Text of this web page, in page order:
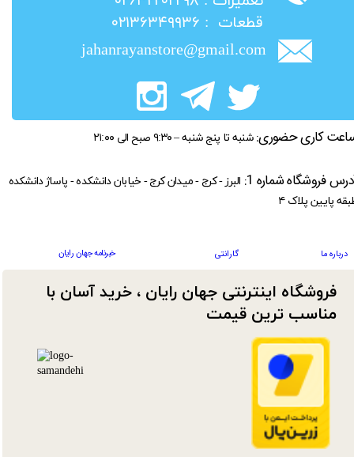
​قطعات : ۰۲۱۳۶۳۴۹۹۳۶
jahanrayanstore@gmail.com
فروشگاه اینترنتی جهان رایان ، خرید آسان با
مناسب ترین قیمت​​​​​​​
کاری حضوری: شنبه تا پنج شنبه – ۹:۳۰ صبح الی ۲۱:۰۰
درباره ما گارانتی خبرنامه جهان رایان
فروشگاه شماره 1:
البرز - کرج - میدان کرج - خیابان دانشکده - پاساژ دانشکده
پایین پلاک ۴